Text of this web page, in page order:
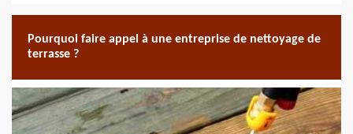
Pourquoi faire appel à une entreprise de nettoyage de
terrasse ?